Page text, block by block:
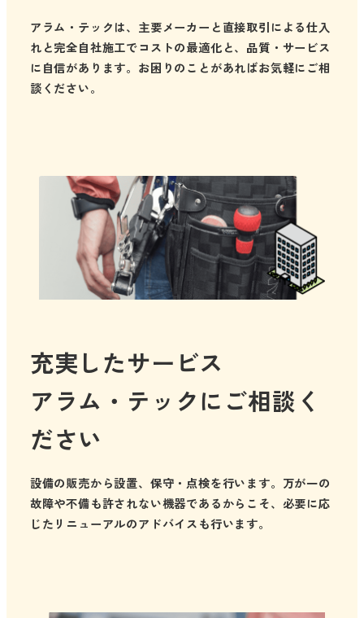
アラム・テックは、主要メーカーと直接取引による仕入
れと完全自社施工でコストの最適化と、品質・サービス
に自信があります。お困りのことがあればお気軽にご相
談ください。
充実したサービス
アラム・テックにご相談く
ださい
設備の販売から設置、保守・点検を行います。万が一の
故障や不備も許されない機器であるからこそ、必要に応
じたリニューアルのアドバイスも行います。